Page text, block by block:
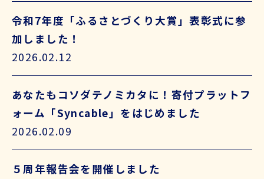
令和7年度「ふるさとづくり大賞」表彰式に参
加しました！
2026.02.12
あなたもコソダテノミカタに！寄付プラットフ
ォーム「Syncable」をはじめました
2026.02.09
５周年報告会を開催しました